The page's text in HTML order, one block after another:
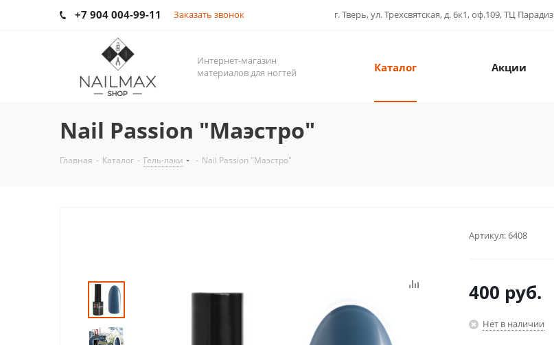
+7 904 004-99-11 Заказать звонок г. Тверь, ул. Трехсвятская, д. 6к1, оф.109, ТЦ Парадиз
Интернет-магазин
материалов для ногтей
Каталог Акции
Nail Passion "Маэстро"
Главная - Каталог - Гель-лаки - Nail Passion "Маэстро"
Артикул:6408
400 руб.
Нет в наличии